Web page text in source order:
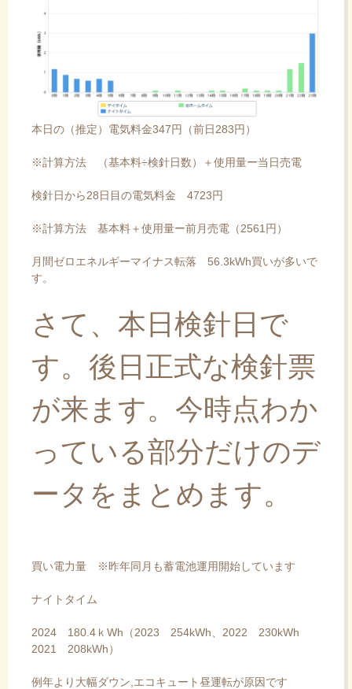
本日の（推定）電気料金347円（前日283円）
※計算方法 （基本料÷検針日数）＋使用量ー当日売電
検針日から28日目の電気料金 4723円
※計算方法 基本料＋使用量ー前月売電（2561円）
月間ゼロエネルギーマイナス転落 56.3kWh買いが多いで
す。
さて、本日検針日で
す。後日正式な検針票
が来ます。今時点わか
っている部分だけのデ
ータをまとめます。
買い電力量 ※昨年同月も蓄電池運用開始しています
ナイトタイム
2024 180.4ｋWh（2023 254kWh、2022 230kWh
2021 208kWh）
例年より大幅ダウン,エコキュート昼運転が原因です